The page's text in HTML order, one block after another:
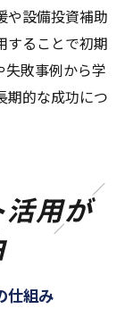
や設備投資補助
することで初期
失敗事例から学
期的な成功につ
用が
仕組み